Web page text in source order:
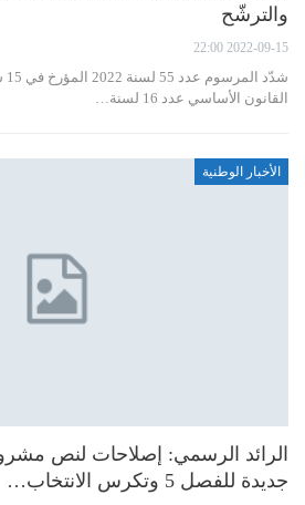
والترشّح
2022-09-15 22:00
القانون الأساسي عدد 16 لسنة…
الأخبار الوطنية
الرائد الرسمي: إصلاحات لنص
جديدة للفصل 5 وتكرس الانتخاب…